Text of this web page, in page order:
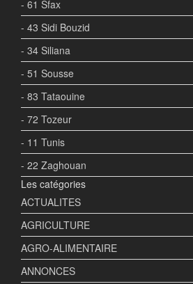
- 61 Sfax
- 43 Sidi Bouzid
- 34 Siliana
- 51 Sousse
- 83 Tataouine
- 72 Tozeur
- 11 Tunis
- 22 Zaghouan
Les catégories
ACTUALITES
AGRICULTURE
AGRO-ALIMENTAIRE
ANNONCES